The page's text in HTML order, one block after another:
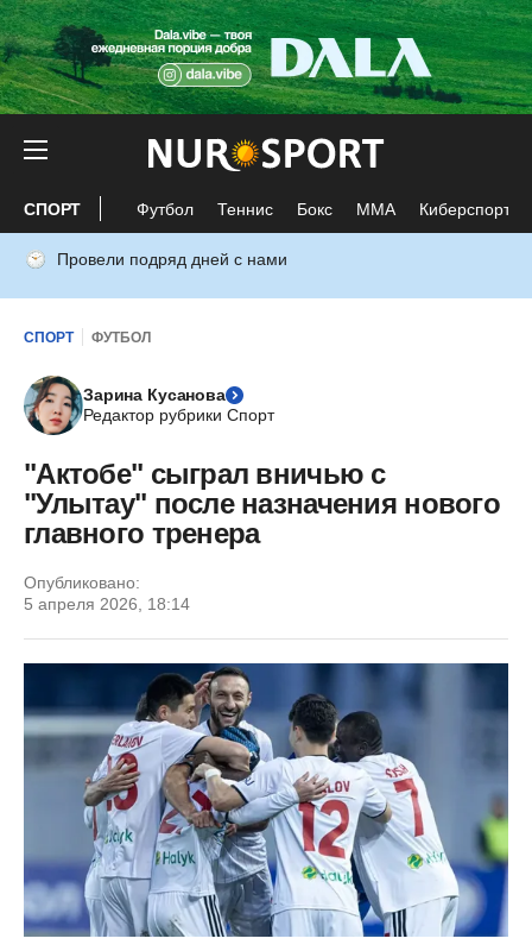
СПОРТ Футбол Теннис Бокс ММА Киберспорт
Провели подряд дней с нами
СПОРТ ФУТБОЛ
Зарина Кусанова
Редактор рубрики Спорт
"Актобе" сыграл вничью с
"Улытау" после назначения нового
главного тренера
Опубликовано:
5 апреля 2026, 18:14